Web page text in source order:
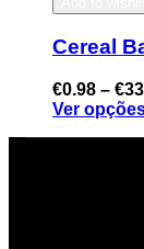
Cereal
€0.98 – €
Ver